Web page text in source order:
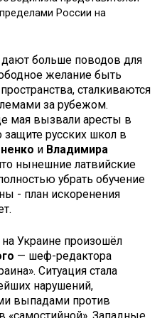
России на
дают больше поводов для
желание быть
сталкиваются
за рубежом.
мая вызвали аресты в
защите русских школ в
и Владимира
нынешние латвийские
убрать обучение
- план искоренения
Украине произошёл
— шеф-редактора
Ситуация стала
нарушений,
выпадами против